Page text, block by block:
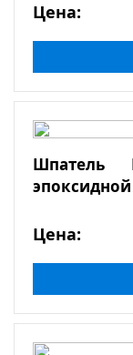
Цена:
Шпатель
Цена: